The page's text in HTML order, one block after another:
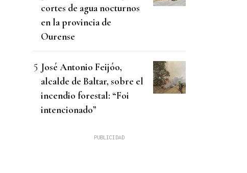
cortes de agua nocturnos
en la provincia de
Ourense
José Antonio Feijóo,
alcalde de Baltar, sobre el
incendio forestal: “Foi
intencionado”